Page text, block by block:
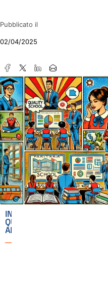
Pubblicato il
02/04/2025
IN
QUESTO
ARTICOLO